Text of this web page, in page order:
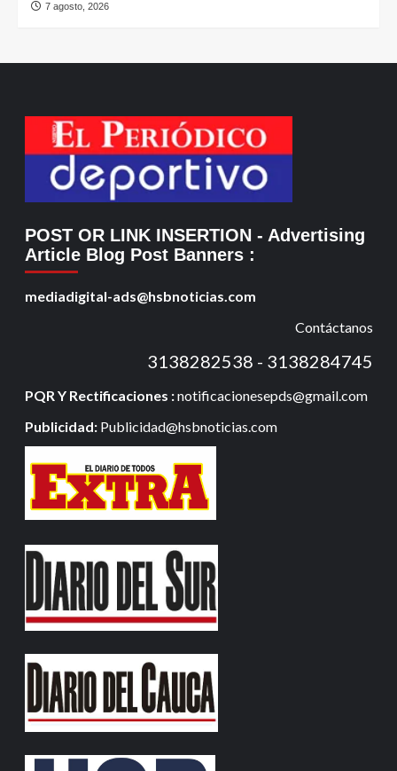
7 agosto, 2026
POST OR LINK INSERTION - Advertising
Article Blog Post Banners :
mediadigital-ads@hsbnoticias.com
Contáctanos
3138282538 - 3138284745
PQR Y Rectificaciones :notificacionesepds@gmail.com
Publicidad: Publicidad@hsbnoticias.com